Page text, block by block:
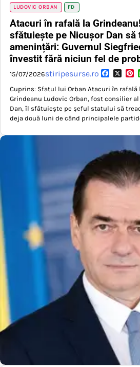
LUDOVIC ORBAN FD
Atacuri în rafală la
sfătuiește pe Nicușor Dan să
amenințări: Guvernul
învestit fără niciun fel de
15/07/2026stiripesurse.ro X
Cuprins: Sfatul lui Orban Atacuri în rafală
Grindeanu Ludovic Orban, fost consilier
Dan, îl sfătuiește pe șeful statului să
deja două luni de când principalele